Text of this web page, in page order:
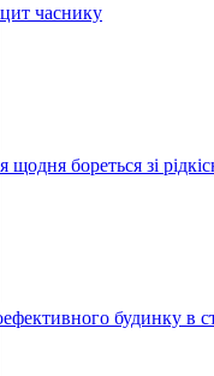
часнику
щодня бореться зі
будинку в